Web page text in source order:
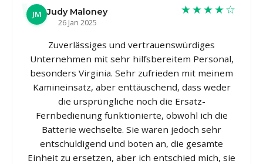
JM Judy Maloney
26 Jan 2025
★★★★☆
Zuverlässiges und vertrauenswürdiges
Unternehmen mit sehr hilfsbereitem Personal,
besonders Virginia. Sehr zufrieden mit meinem
Kamineinsatz, aber enttäuschend, dass weder
die ursprüngliche noch die Ersatz-
Fernbedienung funktionierte, obwohl ich die
Batterie wechselte. Sie waren jedoch sehr
entschuldigend und boten an, die gesamte
Einheit zu ersetzen, aber ich entschied mich, sie